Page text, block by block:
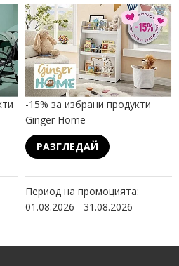
-15% за избрани продукти
Ginger Home
РАЗГЛЕДАЙ
Период на промоцията:
01.08.2026 - 31.08.2026